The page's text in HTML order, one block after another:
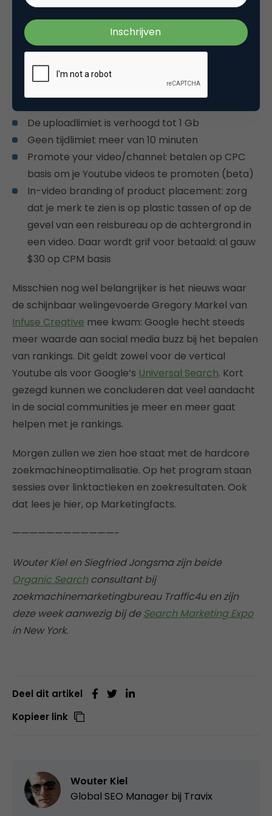
De grootsteonline videoboer Youtubeis imiddels
ook druk bezig me het één en ander te ontwikkelen.
Dit zal ongetwijfeld te maken hebben met het feit
van oplevert. Enkele van de gesignaleerde
wijzigingen, sommigen nog in bèta, zijn:
De uploadlimiet is verhoogd tot 1 Gb
Geen tijdlimiet meer van 10 minuten
Promote your video/channel: betalen op CPC
basis om je Youtube videos te promoten (beta)
In-video branding of product placement: zorg
dat je merk te zien is op plastic tassen of op de
gevel van een reisbureau op de achtergrond in
een video. Daar wordt grif voor betaald: al gauw
$30 op CPM basis
Misschien nog wel belangrijker is het nieuws waar
de schijnbaar welingevoerde Gregory Markel van
Infuse Creative mee kwam: Google hecht steeds
meer waarde aan social media buzz bij het bepalen
van rankings. Dit geldt zowel voor de vertical
Youtube als voor Google’s Universal Search. Kort
gezegd kunnen we concluderen dat veel aandacht
in de social communities je meer en meer gaat
helpen met je rankings.
Morgen zullen we zien hoe staat met de hardcore
zoekmachineoptimalisatie. Op het program staan
sessies over linktactieken en zoekresultaten. Ook
dat lees je hier, op Marketingfacts.
————————————-
Wouter Kiel en Siegfried Jongsma zijn beide
Organic Searchconsultant bij
zoekmachinemarketingbureau Traffic4u en zijn
deze week aanwezig bij deSearch Marketing Expo
in New York.
Deel dit artikel
Kopieer link
Wouter Kiel
Global SEO Manager bij Travix